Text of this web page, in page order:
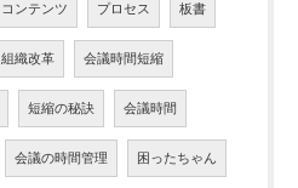
コンテンツ プロセス 板書
組織改革 会議時間短縮
短縮の秘訣 会議時間
会議の時間管理 困ったちゃん